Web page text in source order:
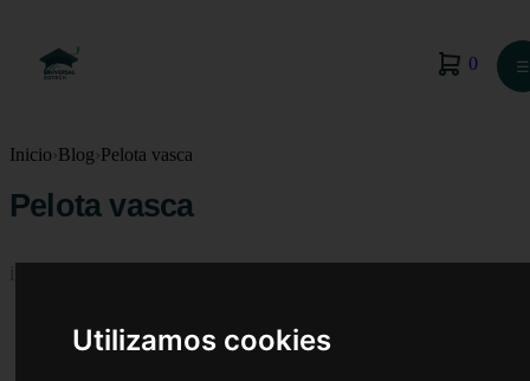
Utilizamos cookies
0 ☰
Inicio ›Blog ›Pelota vasca
Pelota vasca
Pelota vasca